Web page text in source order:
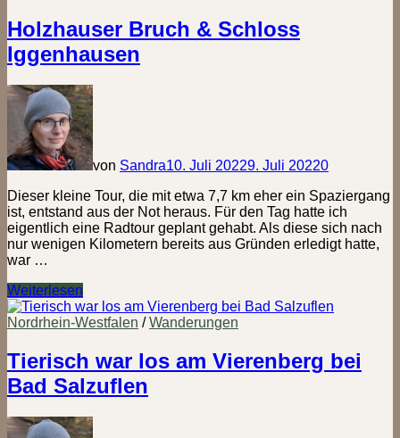
–
Schutzhüttentour
bei
Bad
Salzuflen
Holzhauser Bruch & Schloss
Iggenhausen
von Sandra10. Juli 20229. Juli 20220
Dieser kleine Tour, die mit etwa 7,7 km eher ein Spaziergang
ist, entstand aus der Not heraus. Für den Tag hatte ich
eigentlich eine Radtour geplant gehabt. Als diese sich nach
nur wenigen Kilometern bereits aus Gründen erledigt hatte,
war …
Holzhauser
Bruch
&
Iggenhausen
Weiterlesen
Nordrhein-Westfalen /Wanderungen
Tierisch war los am Vierenberg bei
Bad Salzuflen